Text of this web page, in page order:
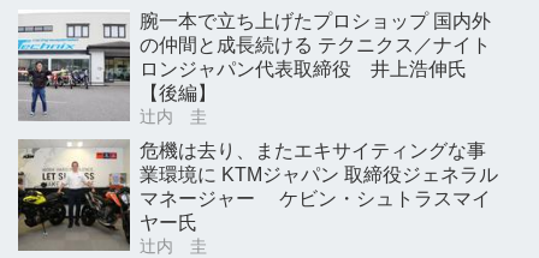
腕一本で立ち上げたプロショップ 国内外
の仲間と成長続ける テクニクス／ナイト
ロンジャパン代表取締役 井上浩伸氏
【後編】
辻内 圭
危機は去り、またエキサイティングな事
業環境に KTMジャパン 取締役ジェネラル
マネージャー ケビン・シュトラスマイ
ヤー氏
辻内 圭